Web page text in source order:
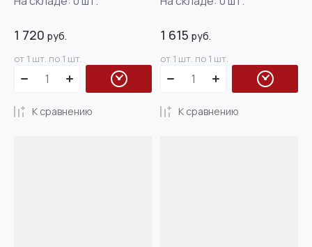
1 720 руб.
от 1 шт. по 1 шт.
К сравнению
1 615 руб.
от 1 шт. по 1 шт.
К сравнению